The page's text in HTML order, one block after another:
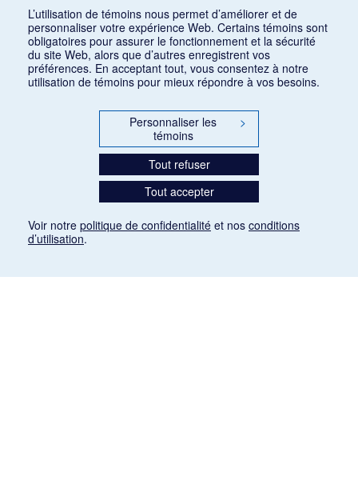
L’utilisation de témoins nous permet d’améliorer et de
personnaliser votre expérience Web. Certains témoins sont
obligatoires pour assurer le fonctionnement et la sécurité
du site Web, alors que d’autres enregistrent vos
préférences. En acceptant tout, vous consentez à notre
utilisation de témoins pour mieux répondre à vos besoins.
Personnaliser les
témoins
>
Tout refuser
Tout accepter
Voir notre politique de confidentialité et nos conditions
d’utilisation.